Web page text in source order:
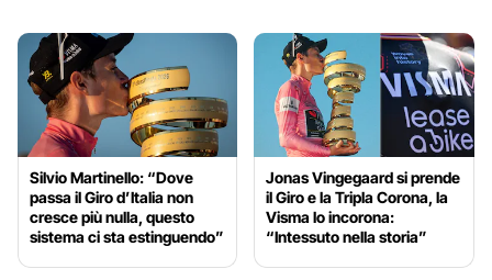
Silvio Martinello: “Dove
passa il Giro d’Italia non
cresce più nulla, questo
sistema ci sta estinguendo”
Jonas Vingegaard si prende
il Giro e la Tripla Corona, la
Visma lo incorona:
“Intessuto nella storia”